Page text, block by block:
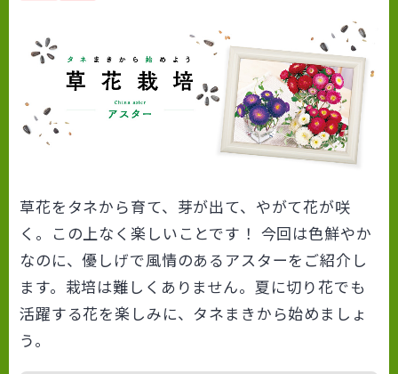
草花をタネから育て、芽が出て、やがて花が咲
く。この上なく楽しいことです！ 今回は色鮮やか
なのに、優しげで風情のあるアスターをご紹介し
ます。栽培は難しくありません。夏に切り花でも
活躍する花を楽しみに、タネまきから始めましょ
う。